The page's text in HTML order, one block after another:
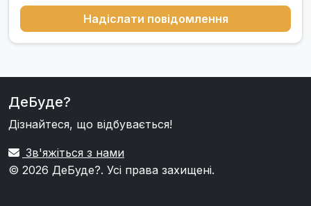
Надіслати повідомлення
ДеБуде?
Дізнайтеся, що відбувається!
Зв'яжіться з нами
© 2026 ДеБуде?. Усі права захищені.